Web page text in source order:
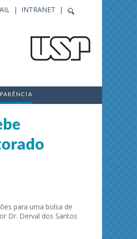
INTRANET |
|
para uma bolsa de
Dr. Derval dos Santos